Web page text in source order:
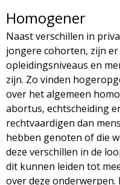
Homogener
Naast verschillen in
jongere cohorten, zijn
opleidingsniveaus en
zijn. Zo vinden
over het algemeen
abortus, echtscheiding
rechtvaardigen dan
hebben genoten of die
deze verschillen in de
dit kunnen leiden tot
over deze